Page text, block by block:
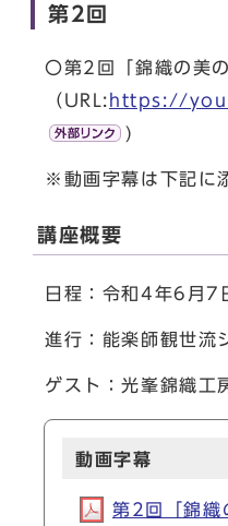
第2回
〇第2回「錦織の美の
（URL: https://
)
※動画字幕は下記に
講座概要
日程：令和4年6月7
進行：能楽師観世
ゲスト：光峯錦織
動画字幕
第2回「錦織